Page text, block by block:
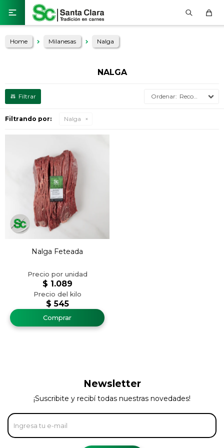

Home Milanesas Nalga
NALGA
Recomendados
Filtrando por: Nalga
Nalga Feteada
$ 545
$ 1.089
Newsletter
¡Suscribite y recibí todas nuestras novedades!